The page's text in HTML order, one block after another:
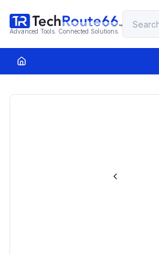
Advanced Tools. Connected Solutions.